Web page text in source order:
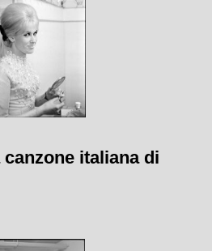
italiana di